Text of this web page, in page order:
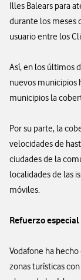
Illes Balears para
durante los meses
usuario entre los
Así, en los últimos
nuevos municipios
municipios la
Por su parte, la
velocidades de
ciudades de la
localidades de las
móviles.
Refuerzo
Vodafone ha
zonas turísticas